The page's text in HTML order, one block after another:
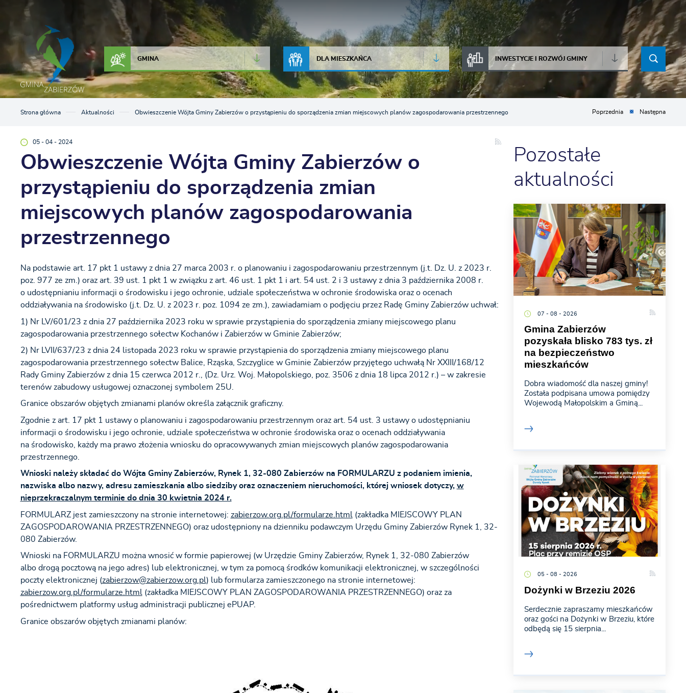
Przejdź do menu.
Przejdź do wyszukiwarki.
Przejdź do treści.
Przejdź do ustawień wielkości czcionki.
Włącz wersję kontrastową strony.
JAKOŚĆ POWIETRZA
GMINA DLA MIESZKAŃCA INWESTYCJE I ROZWÓJ GMINY
Strona główna Aktualności Obwieszczenie Wójta Gminy Zabierzów o przystąpieniu do sporządzenia zmian miejscowych planów zagospodarowania przestrzennego Poprzednia Następna
05 - 04 - 2024
Obwieszczenie Wójta Gminy Zabierzów o
przystąpieniu do sporządzenia zmian
miejscowych planów zagospodarowania
przestrzennego
Na podstawie art. 17 pkt 1 ustawy z dnia 27 marca 2003 r. o planowaniu i zagospodarowaniu przestrzennym (j.t. Dz. U. z 2023 r.
poz. 977 ze zm.) oraz art. 39 ust. 1 pkt 1 w związku z art. 46 ust. 1 pkt 1 i art. 54 ust. 2 i 3 ustawy z dnia 3 października 2008 r.
o udostępnianiu informacji o środowisku i jego ochronie, udziale społeczeństwa w ochronie środowiska oraz o ocenach
oddziaływania na środowisko (j.t. Dz. U. z 2023 r. poz. 1094 ze zm.), zawiadamiam o podjęciu przez Radę Gminy Zabierzów uchwał:
1) Nr LV/601/23 z dnia 27 października 2023 roku w sprawie przystąpienia do sporządzenia zmiany miejscowego planu
zagospodarowania przestrzennego sołectw Kochanów i Zabierzów w Gminie Zabierzów;
2) Nr LVII/637/23 z dnia 24 listopada 2023 roku w sprawie przystąpienia do sporządzenia zmiany miejscowego planu
zagospodarowania przestrzennego sołectw Balice, Rząska, Szczyglice w Gminie Zabierzów przyjętego uchwałą Nr XXIII/168/12
Rady Gminy Zabierzów z dnia 15 czerwca 2012 r., (Dz. Urz. Woj. Małopolskiego, poz. 3506 z dnia 18 lipca 2012 r.) – w zakresie
terenów zabudowy usługowej oznaczonej symbolem 25U.
Granice obszarów objętych zmianami planów określa załącznik graficzny.
Zgodnie z art. 17 pkt 1 ustawy o planowaniu i zagospodarowaniu przestrzennym oraz art. 54 ust. 3 ustawy o udostępnianiu
informacji o środowisku i jego ochronie, udziale społeczeństwa w ochronie środowiska oraz o ocenach oddziaływania
na środowisko, każdy ma prawo złożenia wniosku do opracowywanych zmian miejscowych planów zagospodarowania
przestrzennego.
Wnioski należy składać do Wójta Gminy Zabierzów, Rynek 1, 32-080 Zabierzów na FORMULARZU z podaniem imienia,
nazwiska albo nazwy, adresu zamieszkania albo siedziby oraz oznaczeniem nieruchomości, której wniosek dotyczy, w
nieprzekraczalnym terminie do dnia 30 kwietnia 2024 r.
FORMULARZ jest zamieszczony na stronie internetowej: zabierzow.org.pl/formularze.html (zakładka MIEJSCOWY PLAN
ZAGOSPODAROWANIA PRZESTRZENNEGO) oraz udostępniony na dzienniku podawczym Urzędu Gminy Zabierzów Rynek 1, 32-
080 Zabierzów.
Wnioski na FORMULARZU można wnosić w formie papierowej (w Urzędzie Gminy Zabierzów, Rynek 1, 32-080 Zabierzów
albo drogą pocztową na jego adres) lub elektronicznej, w tym za pomocą środków komunikacji elektronicznej, w szczególności
poczty elektronicznej (zabierzow@zabierzow.org.pl) lub formularza zamieszczonego na stronie internetowej:
zabierzow.org.pl/formularze.html(zakładka MIEJSCOWY PLAN ZAGOSPODAROWANIA PRZESTRZENNEGO) oraz za
pośrednictwem platformy usług administracji publicznej ePUAP.
Granice obszarów objętych zmianami planów:
Pozostałe
aktualności
07 - 08 - 2026
Gmina Zabierzów
pozyskała blisko 783 tys. zł
na bezpieczeństwo
mieszkańców
Dobra wiadomość dla naszej gminy!
Została podpisana umowa pomiędzy
Wojewodą Małopolskim a Gminą...
05 - 08 - 2026
Dożynki w Brzeziu 2026
Serdecznie zapraszamy mieszkańców
oraz gości na Dożynki w Brzeziu, które
odbędą się 15 sierpnia...